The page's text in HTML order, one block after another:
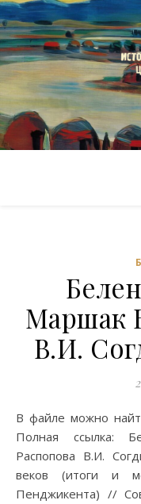
Маршак
В.И.
В файле можно найти материалы по изучению Согда.
Полная ссылка:
Распопова В.И.
веков (итоги и
Пенджикента) //